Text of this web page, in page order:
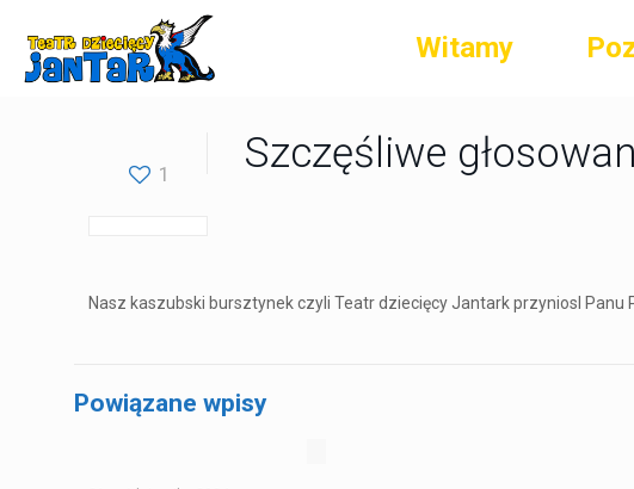
Witamy
1 Szczęśliwe
Nasz kaszubski bursztynek czyli Teatr dziecięcy Jantark przyniosl
Powiązane wpisy